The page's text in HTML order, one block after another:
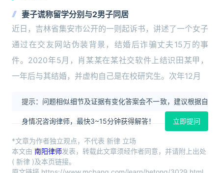
妻子谎称留学分别与2男子同居
近日，吉林省集安市公开的一则起诉书，讲述了一个女子
通过在交友网站伪装背景，结婚后诈骗丈夫15万的事
件。2020年5月，肖某某在某社交软件上结识田某甲，
一年后与其结婚，并虚构自己是在校研究生。次年12月
提示：问题相似细节及证据有变化答案会不一致，建议根据自
身情况咨询律师，最快3~15分钟获得解答！ 立即提问
*文章为作者独立观点，不代表 新律 立场
本文由 南阳律师发表，转载此文章须经作者同意，并请附上出处
( 新律 )及本页链接。